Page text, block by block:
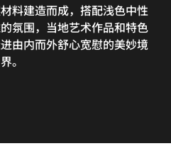
料建造而成，搭配浅色中性
氛围，当地艺术作品和特色
由内而外舒心宽慰的美妙境
界。